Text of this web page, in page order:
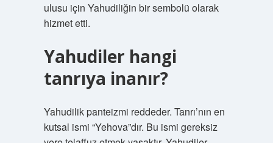
ulusu için Yahudiliğin bir sembolü olarak
hizmet etti.
Yahudiler hangi
tanrıya inanır?
Yahudilik panteizmi reddeder. Tanrı’nın en
kutsal ismi “Yehova”dır. Bu ismi gereksiz